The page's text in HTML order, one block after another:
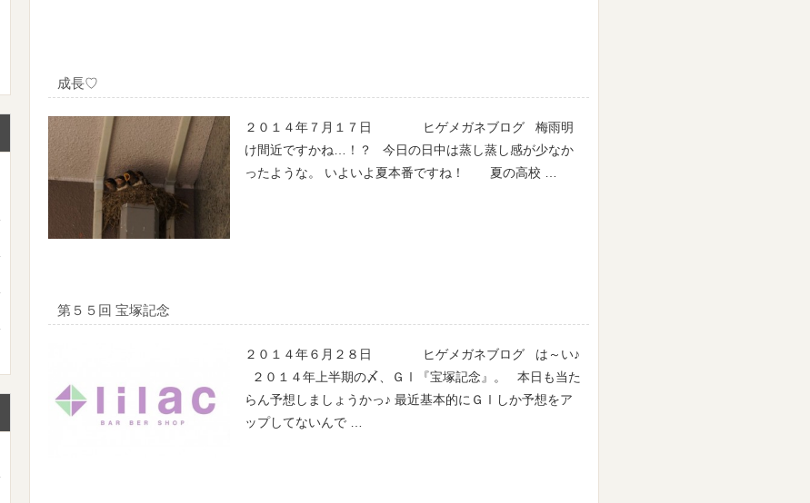
成長♡
２０１４年７月１７日 ヒゲメガネブログ 梅雨明
け間近ですかね…！？ 今日の日中は蒸し蒸し感が少なか
ったような。 いよいよ夏本番ですね！ 夏の高校 …
第５５回 宝塚記念
２０１４年６月２８日 ヒゲメガネブログ は～い♪
２０１４年上半期の〆、ＧⅠ『宝塚記念』。 本日も当た
らん予想しましょうかっ♪ 最近基本的にＧⅠしか予想をア
ップしてないんで …